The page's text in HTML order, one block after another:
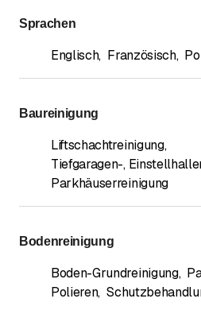
Sprachen
Englisch, Französisch,
Baureinigung
Liftschachtreinigung,
Tiefgaragen-,
Parkhäuserreinigung
Bodenreinigung
Boden-Grundreinigung,
Polieren,